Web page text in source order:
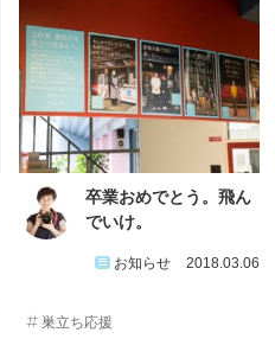
卒業おめでとう。飛ん
でいけ。
お知らせ 2018.03.06
巣立ち応援